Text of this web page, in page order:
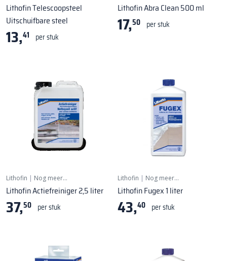
Lithofin Telescoopsteel
Uitschuifbare steel
13,41 per stuk
Lithofin Abra Clean 500 ml
17,50 per stuk
Lithofin | Nog meer…
Lithofin Actiefreiniger 2,5 liter
37,50 per stuk
Lithofin | Nog meer…
Lithofin Fugex 1 liter
43,40 per stuk